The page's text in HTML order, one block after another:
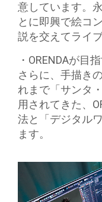
意しています。
とに即興で絵コ
説を交えてライ
・ORENDAが目
さらに、手描き
れまで「サンタ
用されてきた、
法と「デジタル
ます。